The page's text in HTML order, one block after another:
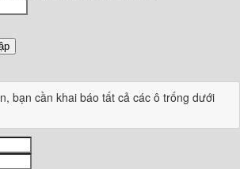
bạn cần khai báo tất cả các ô trống dưới